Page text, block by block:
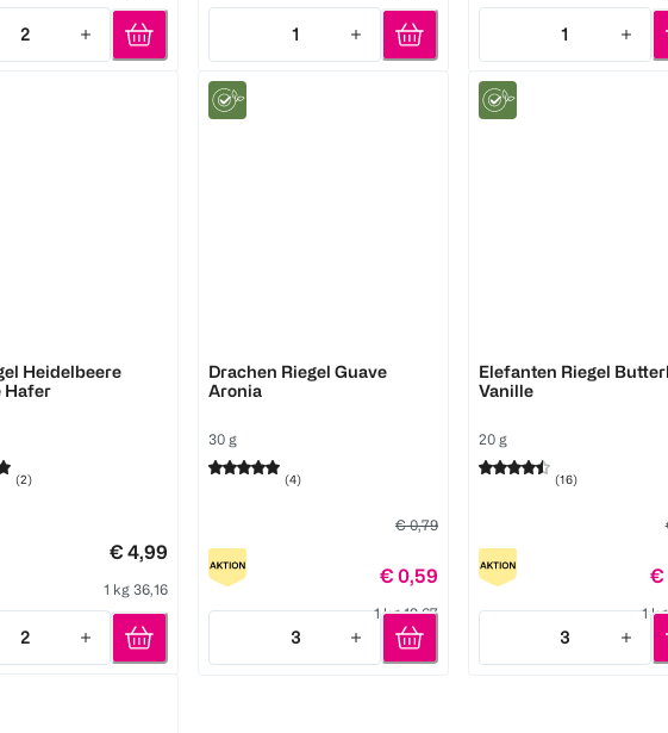
2
2
1
Quantity: 1
1
Quantity: 1
Heidelbeere
Hafer
(2)
€ 4,99
1 kg 36,16
2
2
Drachen Riegel Guave
Aronia
30 g
(4)
€ 0,79
€ 0,59
1 kg 19,67
3
Quantity: 3
Elefanten Riegel
Vanille
20 g
(16)
€
1
3
Quantity: 3